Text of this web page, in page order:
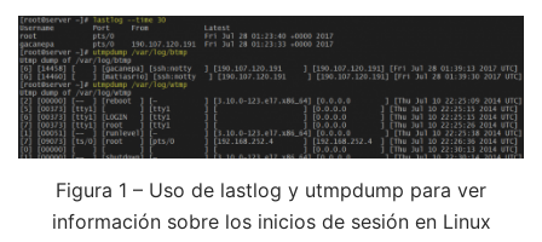
Figura 1 – Uso de lastlog y utmpdump para ver
información sobre los inicios de sesión en Linux